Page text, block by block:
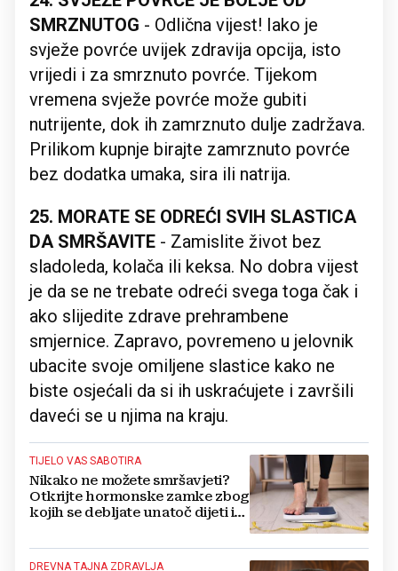
SMRZNUTOG - Odlična vijest! Iako je
svježe povrće uvijek zdravija opcija, isto
vrijedi i za smrznuto povrće. Tijekom
vremena svježe povrće može gubiti
nutrijente, dok ih zamrznuto dulje zadržava.
Prilikom kupnje birajte zamrznuto povrće
bez dodatka umaka, sira ili natrija.
25. MORATE SE ODREĆI SVIH SLASTICA
DA SMRŠAVITE - Zamislite život bez
sladoleda, kolača ili keksa. No dobra vijest
je da se ne trebate odreći svega toga čak i
ako slijedite zdrave prehrambene
smjernice. Zapravo, povremeno u jelovnik
ubacite svoje omiljene slastice kako ne
biste osjećali da si ih uskraćujete i završili
daveći se u njima na kraju.
TIJELO VAS SABOTIRA
Nikako ne možete smršavjeti?
Otkrijte hormonske zamke zbog
kojih se debljate unatoč dijeti i
DREVNA TAJNA ZDRAVLJA